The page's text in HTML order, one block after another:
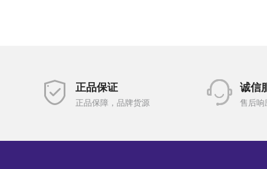
正品保证
正品保障，品牌货源
诚信
售后